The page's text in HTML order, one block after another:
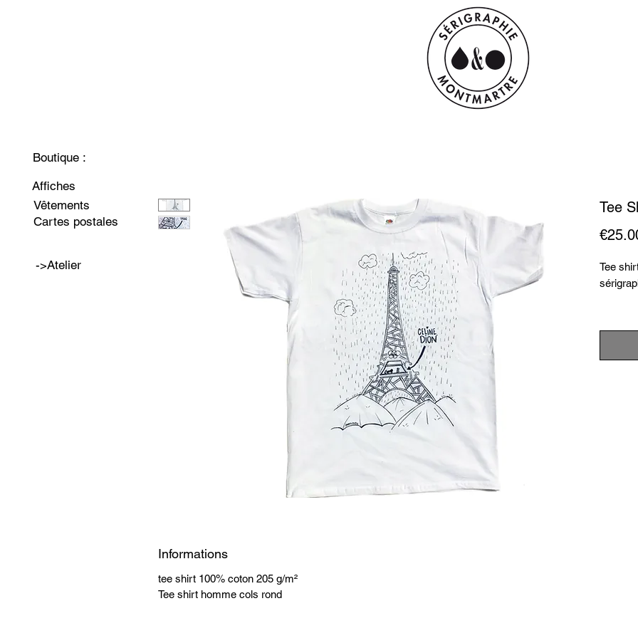
Boutique :
Vêtements
Affiches
Cartes postales
->Atelier
Tee
Tee
Informations
tee shirt 100% coton 205 g/m²
Tee shirt homme cols rond